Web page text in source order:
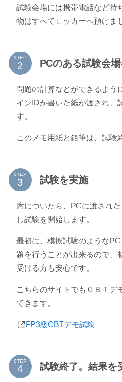
試験会場には携帯電話など持
物はすべてロッカーへ預けま
STEP PCのある試験会
問題の計算などができるよう
インIDが書いた紙が渡され、
す。
このメモ用紙と鉛筆は、試験
STEP 試験を実施
席についたら、PCに渡され
し試験を開始します。
最初に、模擬試験のような
題を行うことが出来るので、
受ける方も安心です。
こちらのサイトでもＣＢＴデ
できます。
FP3級CBTデモ試験
STEP 試験終了。結果を